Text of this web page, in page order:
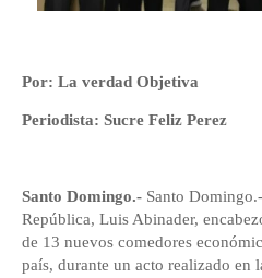
Por: La verdad Objetiva
Periodista: Sucre Feliz Perez
Santo Domingo.- Santo
República, Luis Abinader,
de 13 nuevos comedores
país, durante un acto realizado en